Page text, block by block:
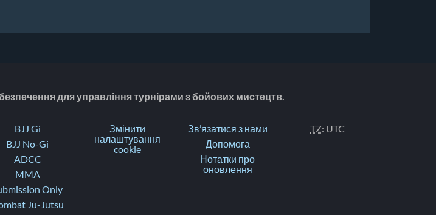
для управління турнірами з бойових мистецтв.
BJJ Gi
BJJ No-Gi
ADCC
MMA
Only
Ju-Jutsu
Змінити
налаштування
cookie
Зв’язатися з нами
Допомога
Нотатки про
оновлення
TZ: UTC